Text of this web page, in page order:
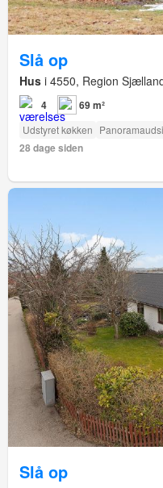
Slå op
Hus i 4550, Region
4 69 m²
Udstyret køkken
28 dage siden
Slå op